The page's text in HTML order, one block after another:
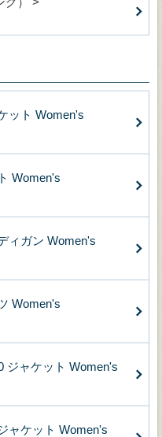
ット Women's
Women's
ィガン Women's
Women's
ジャケット Women's
ャケット Women's